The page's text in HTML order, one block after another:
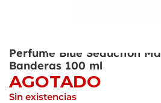
Perfume Blue Seduction
Banderas 100 ml
AGOTADO
Sin existencias